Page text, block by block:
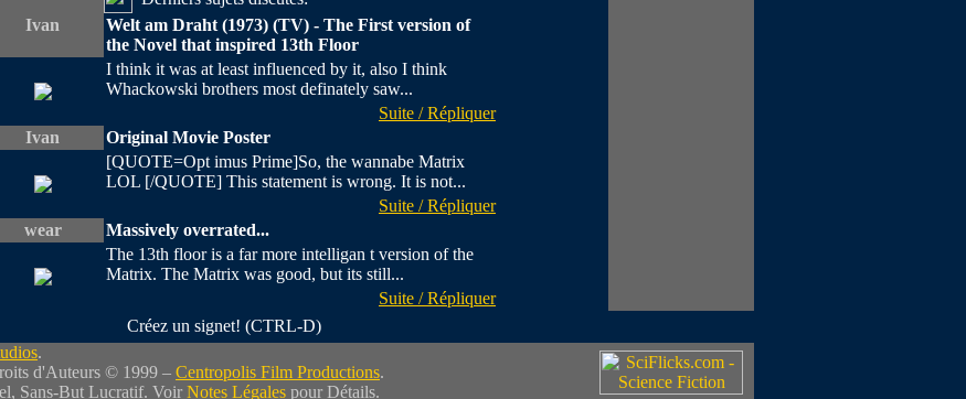
Ivan
Welt am Draht (1973) (TV) - The First version of
the Novel that inspired 13th Floor
I think it was at least influenced by it, also I think
Whackowski brothers most definately saw...
Suite / Répliquer
Ivan
Original Movie Poster
[QUOTE=Opt imus Prime]So, the wannabe Matrix
LOL [/QUOTE] This statement is wrong. It is not...
Suite / Répliquer
wear
Massively overrated...
The 13th floor is a far more intelligan t version of the
Matrix. The Matrix was good, but its still...
Suite / Répliquer
Créez un signet! (CTRL-D)
.
d'Auteurs © 1999 – Centropolis Film Productions.
Sans-But Lucratif. Voir Notes Légales pour Détails.